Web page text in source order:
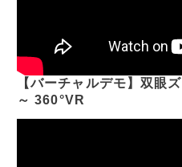
【バーチャルデモ】双眼
～ 360°VR